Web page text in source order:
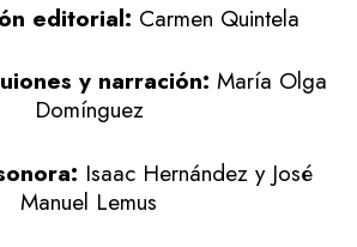
editorial: Carmen Quintela
y narración: María Olga
Domínguez
Isaac Hernández y José
Manuel Lemus